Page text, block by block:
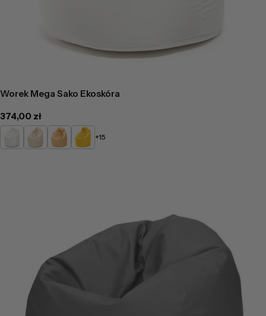
Worek Mega Sako Ekoskóra
Cena
regularna
374,00 zł
BeżowyŻółty Słoneczny
+15